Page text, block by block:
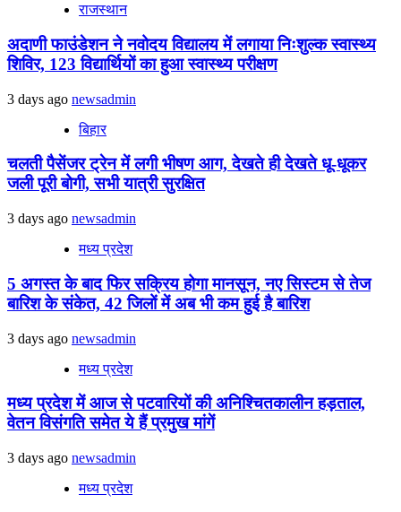
राजस्थान
अदाणी फाउंडेशन ने नवोदय विद्यालय में लगाया निःशुल्क स्वास्थ्य
शिविर, 123 विद्यार्थियों का हुआ स्वास्थ्य परीक्षण
3 days ago newsadmin
बिहार
चलती पैसेंजर ट्रेन में लगी भीषण आग, देखते ही देखते धू-धूकर
जली पूरी बोगी, सभी यात्री सुरक्षित
3 days ago newsadmin
मध्य प्रदेश
5 अगस्त के बाद फिर सक्रिय होगा मानसून, नए सिस्टम से तेज
बारिश के संकेत, 42 जिलों में अब भी कम हुई है बारिश
3 days ago newsadmin
मध्य प्रदेश
मध्य प्रदेश में आज से पटवारियों की अनिश्चितकालीन हड़ताल,
वेतन विसंगति समेत ये हैं प्रमुख मांगें
3 days ago newsadmin
मध्य प्रदेश